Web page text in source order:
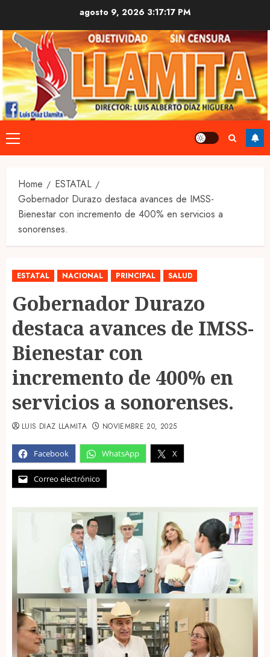
content
agosto 9, 2026 3:17:18 PM
Primary
Menu
Home
ESTATAL
Gobernador Durazo destaca avances de IMSS-
Bienestar con incremento de 400% en servicios a
sonorenses.
ESTATAL NACIONAL PRINCIPAL SALUD
Gobernador Durazo
destaca avances de IMSS-
Bienestar con
incremento de 400% en
servicios a sonorenses.
Facebook WhatsApp X
Correo electrónico
LUIS DIAZ LLAMITA NOVIEMBRE 20, 2025